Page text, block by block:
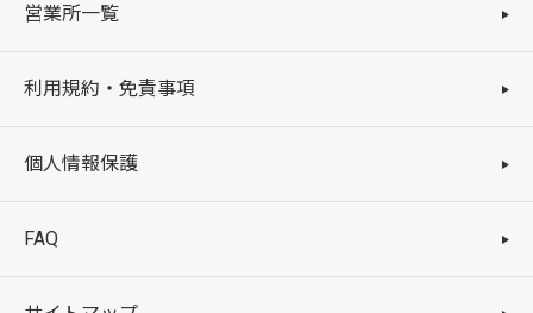
営業所一覧
利用規約・免責事項
個人情報保護
FAQ